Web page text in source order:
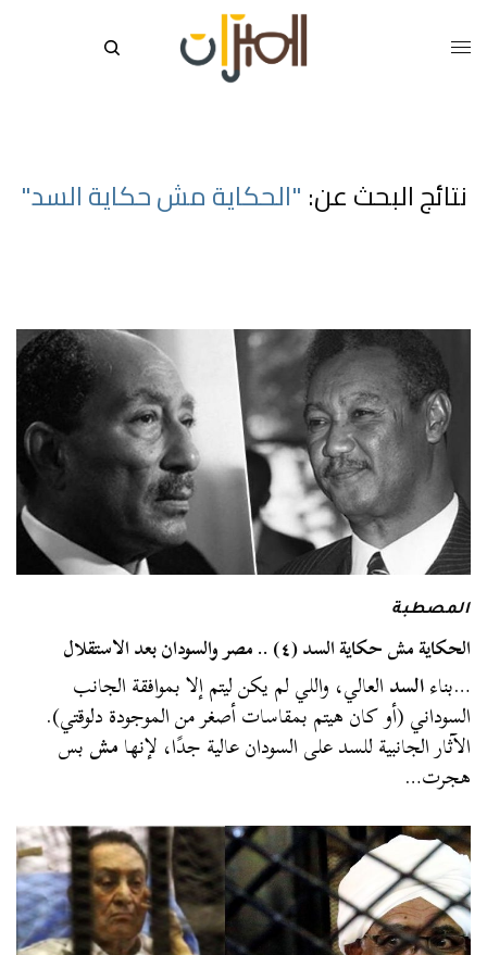
نتائج البحث عن: "الحكاية مش حكاية السد"
المصطبة
الحكاية مش حكاية السد (٤) .. مصر والسودان بعد الاستقلال
…بناءالسدالعالي، واللي لم يكن ليتم إلا بموافقة الجانب
السوداني (أو كان هيتم بمقاسات أصغر من الموجودة دلوقتي).
الآثار الجانبية للسد على السودان عالية جدًا، لإنهامشبس
هجرت…